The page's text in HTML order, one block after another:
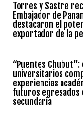
Torres y Sastre
Embajador de
destacaron el
exportador de la
“Puentes
universitarios
experiencias
futuros egresados
secundaria